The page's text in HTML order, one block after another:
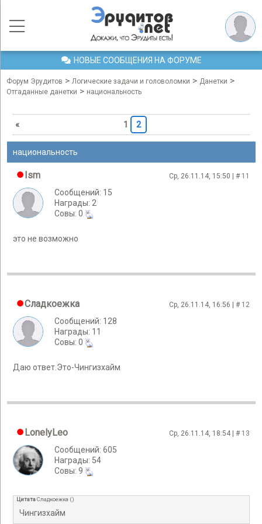
НОВЫЕ СООБЩЕНИЯ НА ФОРУМЕ
Форум Эрудитов > Логические задачи и головоломки > Данетки >
Отгаданные данетки > национальность
« 1 2
национальность
Ism Ср, 26.11.14, 15:50 | # 11
Сообщений: 15
Награды: 2
Cовы: 0
это не возможно
Сладкоежка Ср, 26.11.14, 16:56 | # 12
Сообщений: 128
Награды: 11
Cовы: 0
Даю ответ.Это-Чингизхайм
LonelyLeo Ср, 26.11.14, 18:54 | # 13
Сообщений: 605
Награды: 54
Cовы: 9
ЦитатаСладкоежка ()
Чингизхайм